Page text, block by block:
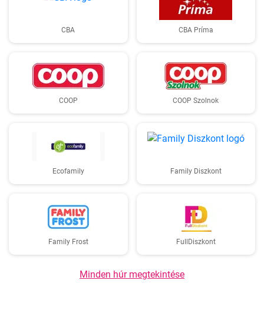
CBA CBA Príma
COOP COOP Szolnok
Ecofamily Family Diszkont
Family Frost FullDiszkont
Minden húr megtekintése